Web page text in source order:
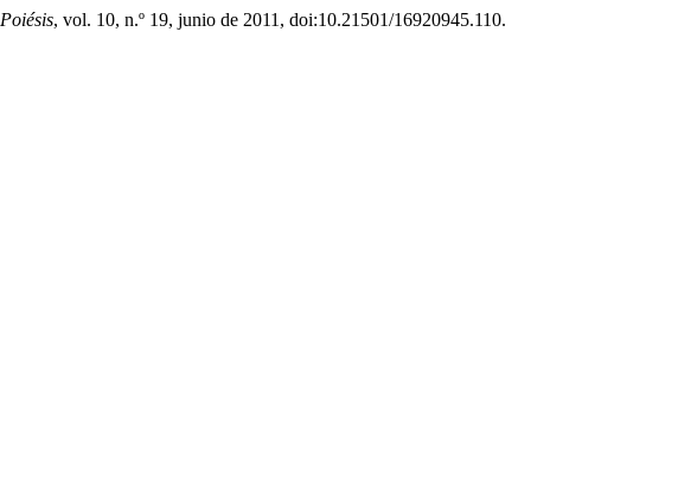
Poiésis, vol. 10, n.º 19, junio de 2011, doi:10.21501/16920945.110.